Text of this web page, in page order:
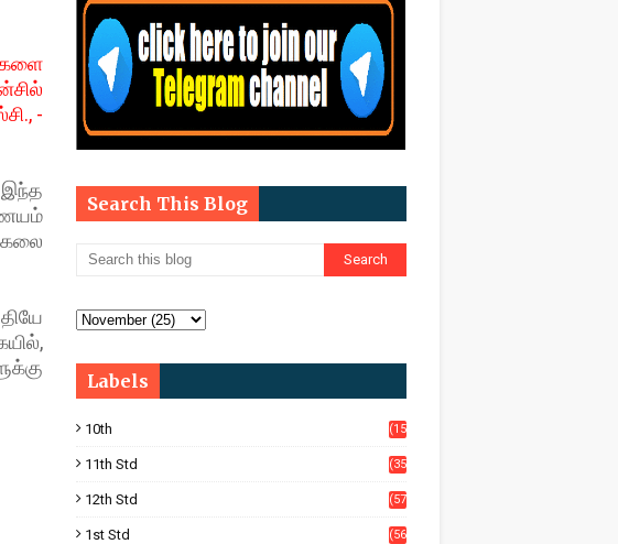
-
இந்த
Search This Blog
Labels
10th
(15
11th Std
(35
12th Std
(57
1st Std
(56